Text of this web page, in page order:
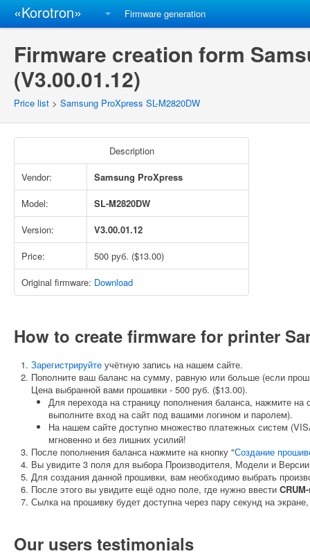
«Korotron» Firmware generation
Firmware creation form
(V3.00.01.12)
Price list > Samsung ProXpress SL-M2820DW
Description
Vendor:
Samsung ProXpress
Model:
SL-M2820DW
Version:
V3.00.01.12
Price:
500 руб. ($13.00)
Original firmware: Download
How to create firmware for printer
Зарегистрируйте учётную запись на нашем сайте.
Пополните ваш баланс на сумму, равную или больше (если
Цена выбранной вами прошивки - 500 руб. ($13.00).
Для перехода на страницу пополнения баланса, нажмите на
выполните вход на сайт под вашими логином и паролем).
На нашем сайте доступно множество платежных систем
мгновенно и без лишних усилий!
После пополнения баланса нажмите на кнопку "Создание
Вы увидите 3 поля для выбора Производителя, Модели и
Для создания данной прошивки, вам необходимо выбрать
После этого вы увидите ещё одно поле, где нужно ввести
Сылка на прошивку будет доступна через пару секунд на
Our users testimonials